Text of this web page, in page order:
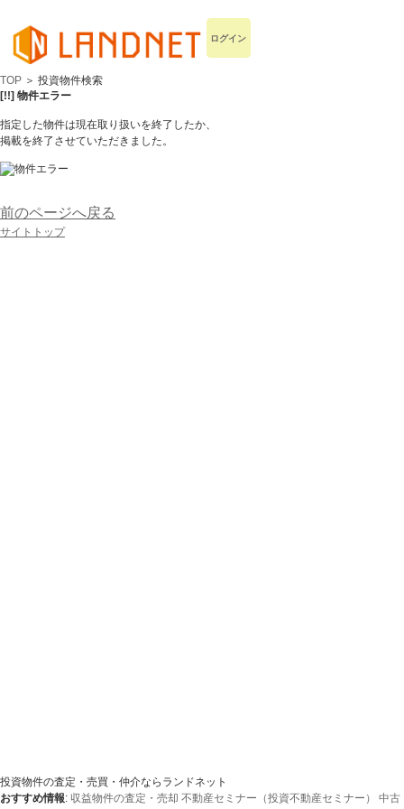
ログイン
TOP ＞ 投資物件検索
[!!] 物件エラー
指定した物件は現在取り扱いを終了したか、
掲載を終了させていただきました。
前のページへ戻る
サイトトップ
投資物件の査定・売買・仲介ならランドネット
おすすめ情報: 収益物件の査定・売却 不動産セミナー（投資不動産セミナー）
中古